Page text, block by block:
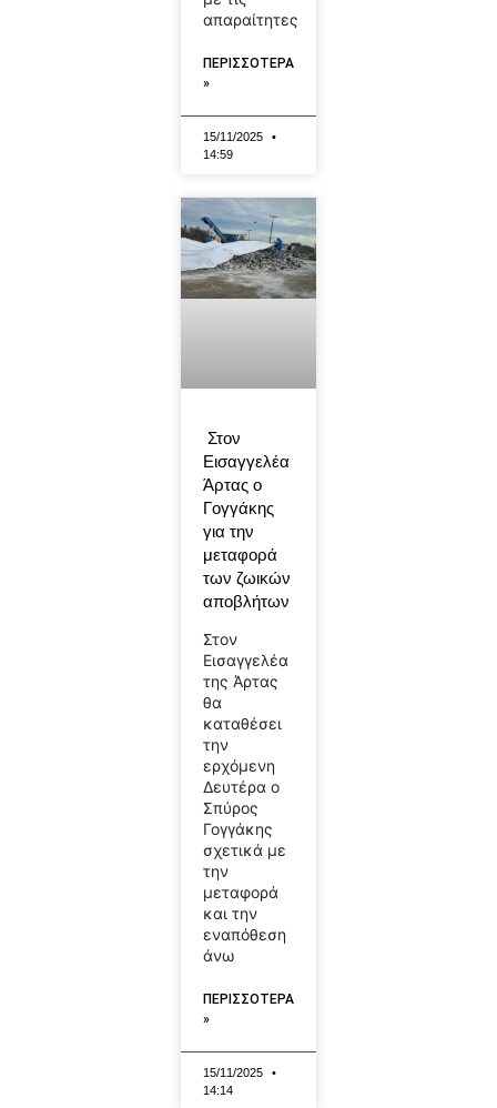
απαραίτητες
ΠΕΡΙΣΣΟΤΕΡΑ
»
15/11/2025
14:59
Στον
Εισαγγελέα
Άρτας ο
Γογγάκης
για την
μεταφορά
των ζωικών
αποβλήτων
Στον
Εισαγγελέα
της Άρτας
θα
καταθέσει
την
ερχόμενη
Δευτέρα ο
Σπύρος
Γογγάκης
σχετικά με
την
μεταφορά
και την
εναπόθεση
άνω
ΠΕΡΙΣΣΟΤΕΡΑ
»
15/11/2025
14:14